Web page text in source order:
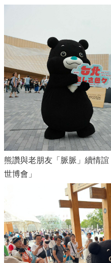
熊讚與老朋友「脈脈」續情
世博會」